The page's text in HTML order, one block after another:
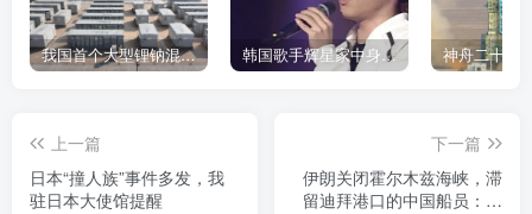
我国首个大型锂钠混合储能站投产，开启储能新时代 韩国歌手辉星家中身亡，终年43岁，警方调查死因
上一篇
日本“撞人族”事件多发，我
驻日本大使馆提醒
下一篇
伊朗关闭霍尔木兹海峡，滞
留迪拜港口的中国船员：船